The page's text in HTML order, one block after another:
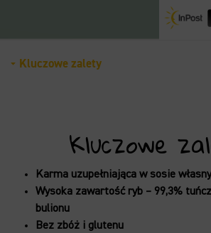
Kluczowe zalety
Kluczowe
Karma uzupełniająca w sosie
Wysoka zawartość ryb – 99,3%
bulionu
Bez zbóż i glutenu